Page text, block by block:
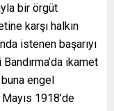
bir örgüt
karşı halkın
istenen başarıyı
ikamet
engel
1918’de